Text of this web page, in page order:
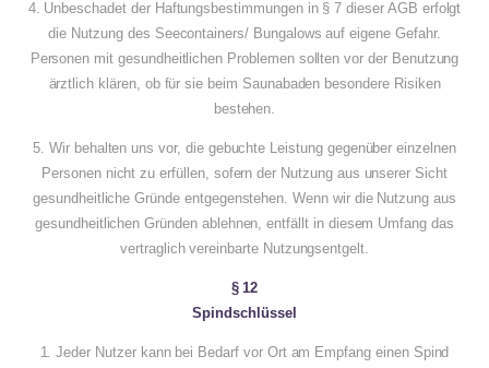
4. Unbeschadet der Haftungsbestimmungen in § 7 dieser AGB erfolgt
die Nutzung des Seecontainers/ Bungalows auf eigene Gefahr.
Personen mit gesundheitlichen Problemen sollten vor der Benutzung
ärztlich klären, ob für sie beim Saunabaden besondere Risiken
bestehen.
5. Wir behalten uns vor, die gebuchte Leistung gegenüber einzelnen
Personen nicht zu erfüllen, sofern der Nutzung aus unserer Sicht
gesundheitliche Gründe entgegenstehen. Wenn wir die Nutzung aus
gesundheitlichen Gründen ablehnen, entfällt in diesem Umfang das
vertraglich vereinbarte Nutzungsentgelt.
§ 12
Spindschlüssel
1. Jeder Nutzer kann bei Bedarf vor Ort am Empfang einen Spind